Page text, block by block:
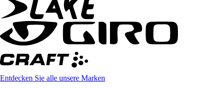
Entdecken Sie alle unsere Marken